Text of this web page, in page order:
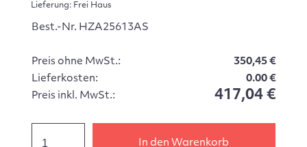
Lieferung: Frei Haus
Best.-Nr. HZA25613AS
Preis ohne MwSt.:
350,45 €
Lieferkosten:
0.00 €
Preis inkl. MwSt.:
417,04 €
In den Warenkorb